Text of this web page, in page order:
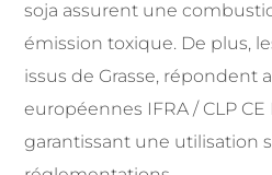
soja assurent une
émission toxique. De plus,
issus de Grasse, répondent
européennes IFRA / CLP CE
garantissant une utilisation